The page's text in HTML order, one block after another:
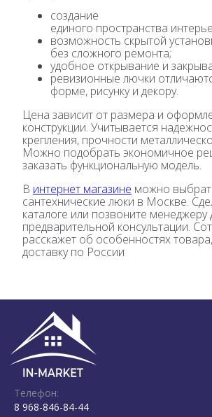
создание
единого пространства
возможность скрытой
без сложного ремонта;
удобное открывание и
ревизионные лючки
форме, рисунку и декору.
Цена зависит от размера и
конструкции. Учитывается
крепления, прочности
Можно подобрать экономичное
заказать функциональную модель.
В интернет магазине можно
сантехнические люки в Москве.
каталоге или позвоните менеджеру
предварительной консультации.
расскажет об особенностях
доставку по России
Телефон:
8 968-846-84-44